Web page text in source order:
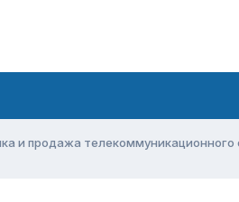
и продажа телекоммуникационного